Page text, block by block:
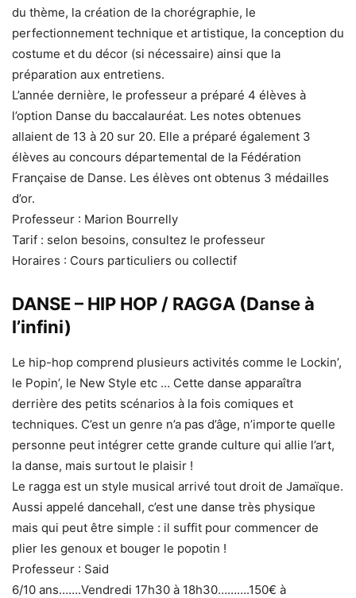
du thème, la création de la chorégraphie, le
perfectionnement technique et artistique, la conception du
costume et du décor (si nécessaire) ainsi que la
préparation aux entretiens.
L’année dernière, le professeur a préparé 4 élèves à
l’option Danse du baccalauréat. Les notes obtenues
allaient de 13 à 20 sur 20. Elle a préparé également 3
élèves au concours départemental de la Fédération
Française de Danse. Les élèves ont obtenus 3 médailles
d’or.
Professeur : Marion Bourrelly
Tarif : selon besoins, consultez le professeur
Horaires : Cours particuliers ou collectif
DANSE – HIP HOP / RAGGA (Danse à
l’infini)
Le hip-hop comprend plusieurs activités comme le Lockin’,
le Popin’, le New Style etc … Cette danse apparaîtra
derrière des petits scénarios à la fois comiques et
techniques. C’est un genre n’a pas d’âge, n’importe quelle
personne peut intégrer cette grande culture qui allie l’art,
la danse, mais surtout le plaisir !
Le ragga est un style musical arrivé tout droit de Jamaïque.
Aussi appelé dancehall, c’est une danse très physique
mais qui peut être simple : il suffit pour commencer de
plier les genoux et bouger le popotin !
Professeur : Said
6/10 ans…….Vendredi 17h30 à 18h30……….150€ à